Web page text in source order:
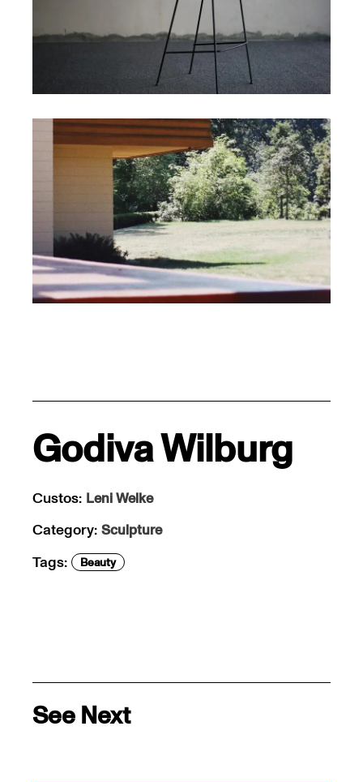
Godiva Wilburg
Custos: Leni Welke
Category: Sculpture
Tags: Beauty
See Next